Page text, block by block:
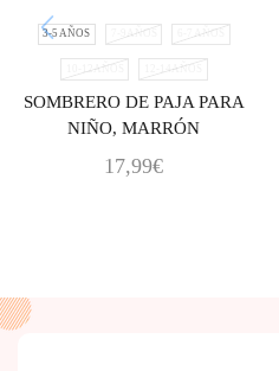
3-5 AÑOS 7-9AÑOS 6-7 AÑOS
10-12AÑOS 12-14AÑOS
SOMBRERO DE PAJA PARA
NIÑO, MARRÓN
17,99€